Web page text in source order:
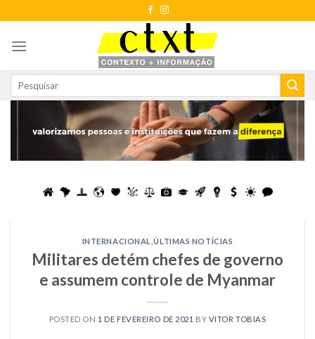
to
content
INTERNACIONAL ,ÚLTIMAS NOTÍCIAS
Militares detém chefes de governo
e assumem controle de Myanmar
POSTED ON 1 DE FEVEREIRO DE 2021 BY VITOR TOBIAS